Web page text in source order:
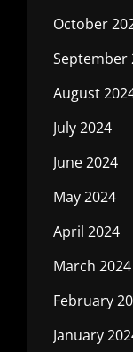
October
September
August
July 2024
June 2024
May 2024
April 2024
March 2024
February
January